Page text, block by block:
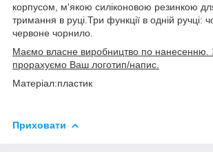
корпусом, м'якою силіконовою резинкою
тримання в руці.Три функції в одній ручці:
червоне чорнило.
Маємо власне виробництво по нанесенню.
прорахуємо Ваш логотип/напис.
Матеріал:пластик
Приховати